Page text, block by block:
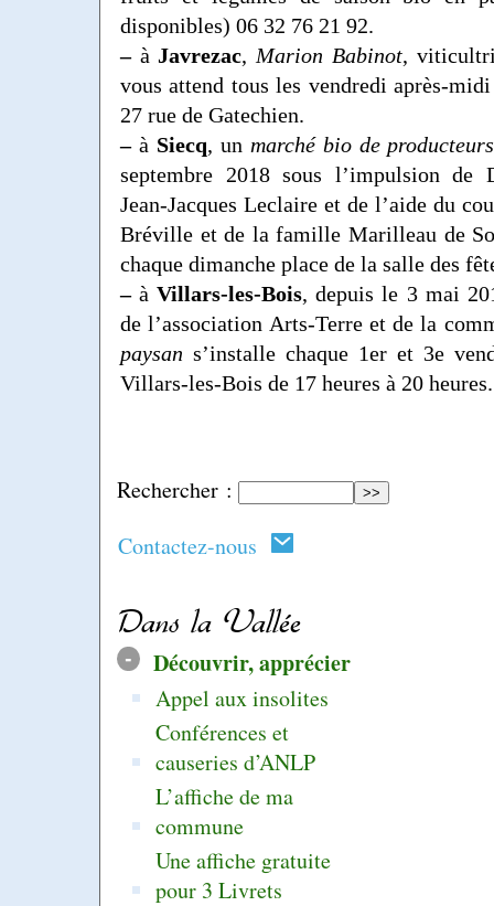
Rechercher :
Contactez-nous
Dans la Vallée
- Découvrir, apprécier
Appel aux insolites
Conférences et
causeries d’ANLP
L’affiche de ma
commune
Une affiche gratuite
pour 3 Livrets
disponibles) 06 32 76 21 92.
–àJavrezac, Marion Babinot,
vous attend tous les vendredi après-
27 rue de Gatechien.
–à Siecq, un marché bio de producteurs
septembre 2018 sous l’impulsion de
Jean-Jacques Leclaire et de l’aide du
Bréville et de la famille Marilleau de
chaque dimanche place de la salle des
–àVillars-les-Bois, depuis le 3 mai
de l’association Arts-Terre et de la
paysan s’installe chaque 1er et 3e
Villars-les-Bois de 17 heures à 20 heures.